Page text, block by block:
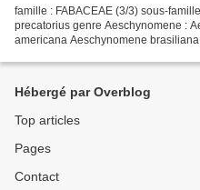
famille : FABACEAE (3/3) sous-
precatorius genre Aeschynomene :
americana Aeschynomene
Hébergé par Overblog
Top articles
Pages
Contact